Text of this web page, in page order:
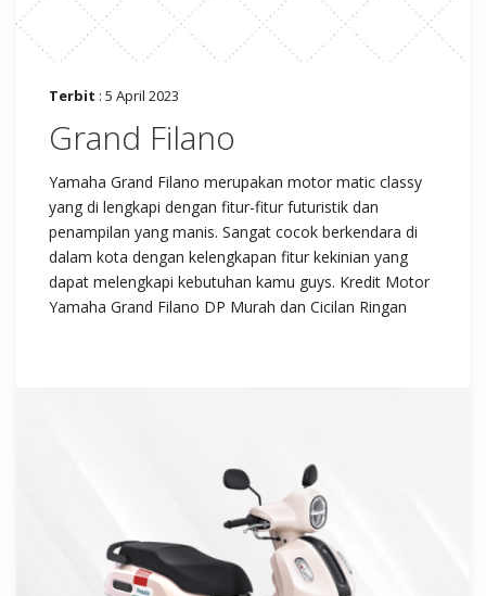
Terbit : 5 April 2023
Grand Filano
Yamaha Grand Filano merupakan motor matic classy
yang di lengkapi dengan fitur-fitur futuristik dan
penampilan yang manis. Sangat cocok berkendara di
dalam kota dengan kelengkapan fitur kekinian yang
dapat melengkapi kebutuhan kamu guys. Kredit Motor
Yamaha Grand Filano DP Murah dan Cicilan Ringan